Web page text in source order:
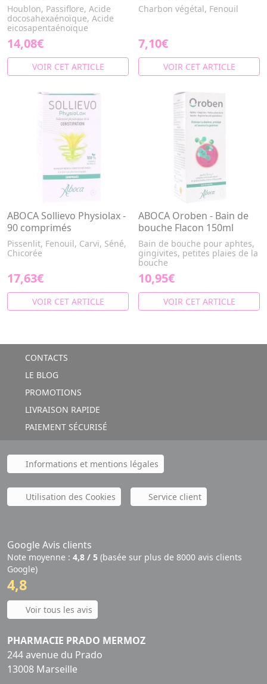
Houblon, Passiflore, Acide
docosahexaénoïque, Acide
eicosapentaénoïque
14,08€
VOIR CET ARTICLE
Charbon végétal, Fenouil
7,10€
VOIR CET ARTICLE
ABOCA Sollievo Physiolax -
90 comprimés
Pissenlit, Fenouil, Carvi, Séné,
Chicorée
17,63€
VOIR CET ARTICLE
ABOCA Oroben - Bain de
bouche Flacon 150ml
Bain de bouche pour aphtes,
gingivites, petites plaies de la
bouche
10,95€
VOIR CET ARTICLE
CONTACTS
LE BLOG
PROMOTIONS
LIVRAISON RAPIDE
PAIEMENT SÉCURISÉ
Informations et mentions légales
Utilisation des Cookies Service client
Google Avis clients
Note moyenne : 4,8 / 5 (basée sur plus de 8000 avis clients
Google)
4,8
Voir tous les avis
PHARMACIE PRADO MERMOZ
244 avenue du Prado
13008 Marseille